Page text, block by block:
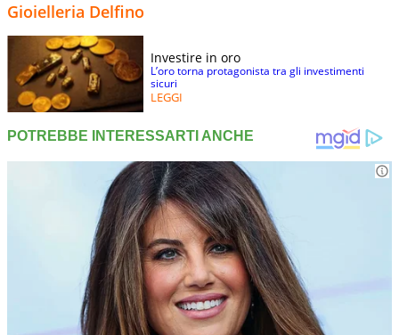
Gioielleria Delfino
Investire in oro
L’oro torna protagonista tra gli investimenti
sicuri
LEGGI